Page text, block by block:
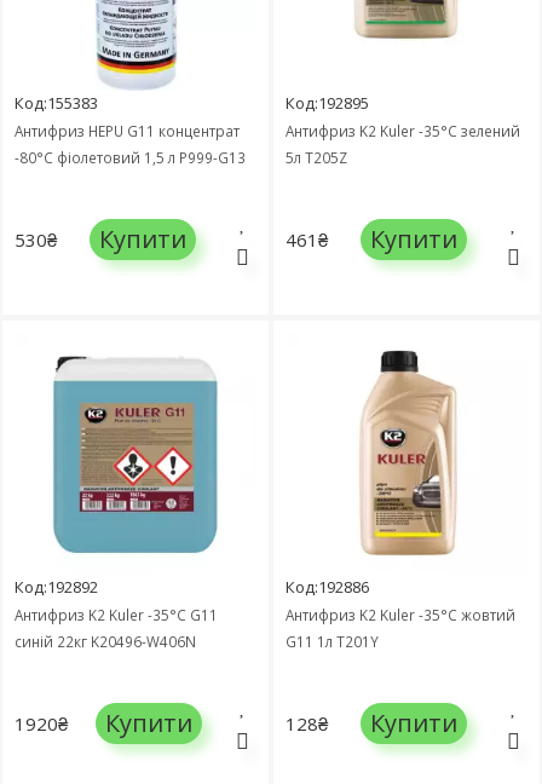
Код:155383
Антифриз HEPU G11 концентрат
-80°C фіолетовий 1,5 л P999-G13
530₴ Купити
Код:192895
Антифриз K2 Kuler -35°C зелений
5л T205Z
461₴ Купити
Код:192892
Антифриз K2 Kuler -35°C G11
синій 22кг K20496-W406N
1920₴ Купити
Код:192886
Антифриз K2 Kuler -35°C жовтий
G11 1л T201Y
128₴ Купити